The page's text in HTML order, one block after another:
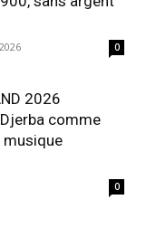
0
2026
comme
musique
0